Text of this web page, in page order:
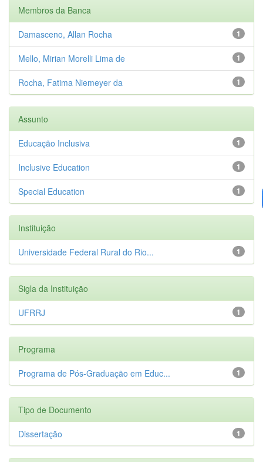
Membros da Banca
1
Damasceno, Allan Rocha
1
Mello, Mirian Morelli Lima de
1
Rocha, Fatima Niemeyer da
Assunto
1
Educação Inclusiva
1
Inclusive Education
1
Special Education
Instituição
1
Universidade Federal Rural do Rio...
Sigla da Instituição
1
UFRRJ
Programa
1
Programa de Pós-Graduação em Educ...
Tipo de Documento
1
Dissertação